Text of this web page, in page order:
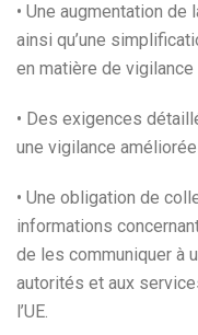
• Une augmentation de
ainsi qu’une
en matière de vigilance
• Des exigences
une vigilance
• Une obligation de
informations
de les communiquer à
autorités et aux
l’UE.